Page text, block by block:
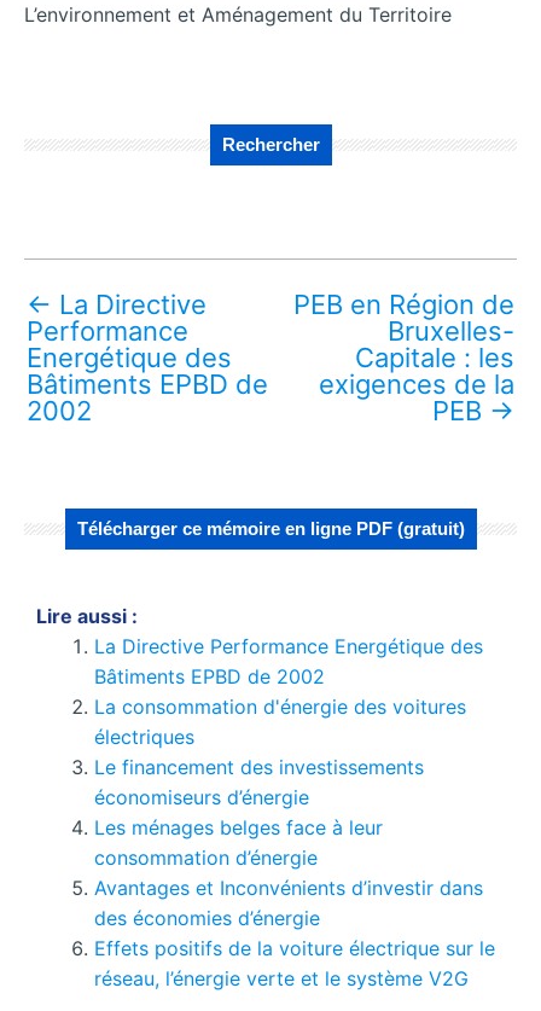
L’environnement et Aménagement du Territoire
Rechercher
← La Directive
Performance
Energétique des
Bâtiments EPBD de
2002
PEB en Région de
Bruxelles-
Capitale : les
exigences de la
PEB →
Télécharger ce mémoire en ligne PDF (gratuit)
Lire aussi :
La Directive Performance Energétique des
Bâtiments EPBD de 2002
La consommation d'énergie des voitures
électriques
Le financement des investissements
économiseurs d’énergie
Les ménages belges face à leur
consommation d’énergie
Avantages et Inconvénients d’investir dans
des économies d’énergie
Effets positifs de la voiture électrique sur le
réseau, l’énergie verte et le système V2G